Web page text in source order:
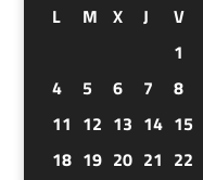
L M X J V
1
4
5 6 7 8
11 12 13 14 15
18 19 20 21 22